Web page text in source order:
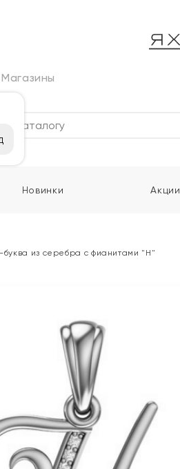
Магазины
Новинки Акции
буква из серебра с фианитами "Н"